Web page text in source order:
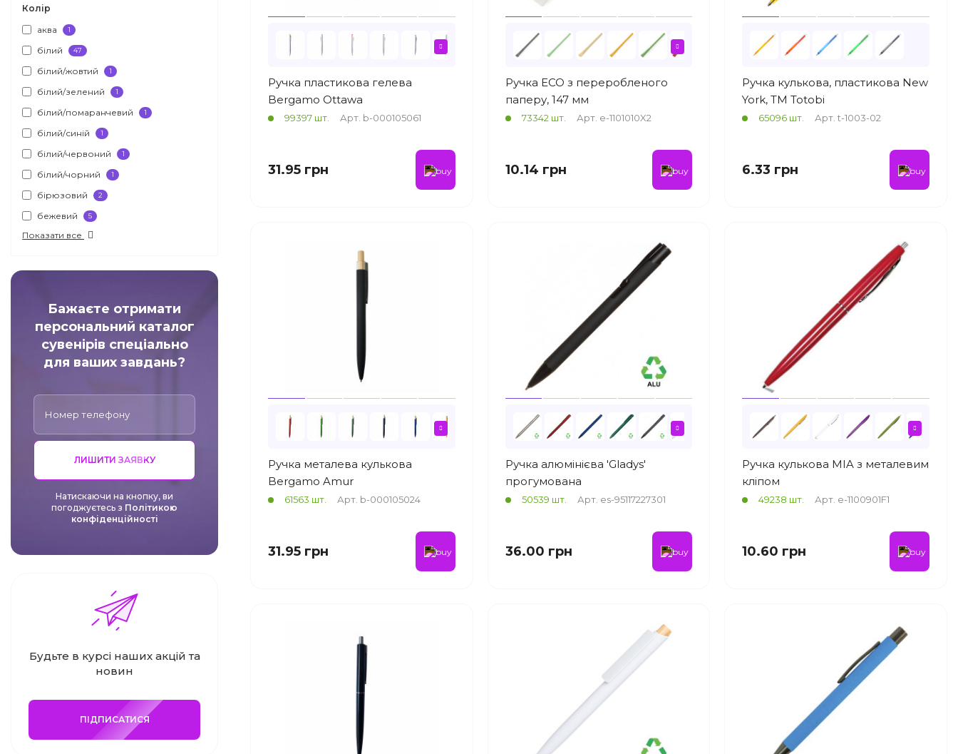
Колір
аква 1
білий 47
білий/жовтий 1
білий/зелений 1
білий/помаранчевий 1
білий/синій 1
білий/червоний 1
білий/чорний 1
бірюзовий 2
бежевий 5
Показати все
Бажаєте отримати
персональний каталог
сувенірів спеціально
для ваших завдань?
ЛИШИТИ ЗАЯВКУ
Натискаючи на кнопку, ви
погоджуєтесь з Політикою
конфіденційності
Будьте в курсі наших акцій та
новин
ПІДПИСАТИСЯ
Ручка пластикова гелева
Bergamo Ottawa
99397 шт. Арт. b-000105061
31.95 грн
Ручка ECO з переробленого
паперу, 147 мм
73342 шт. Арт. e-1101010X2
10.14 грн
Ручка кулькова, пластикова New
York, ТМ Totobi
65096 шт. Арт. t-1003-02
6.33 грн
Ручка металева кулькова
Bergamo Amur
61563 шт. Арт. b-000105024
31.95 грн
Ручка алюмінієва 'Gladys'
прогумована
50539 шт. Арт. es-95117227301
36.00 грн
Ручка кулькова MIA з металевим
кліпом
49238 шт. Арт. e-1100901F1
10.60 грн